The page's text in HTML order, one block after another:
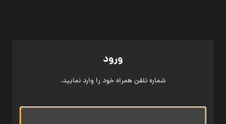
ورود
شماره تلفن همراه خود را وارد نمایید.